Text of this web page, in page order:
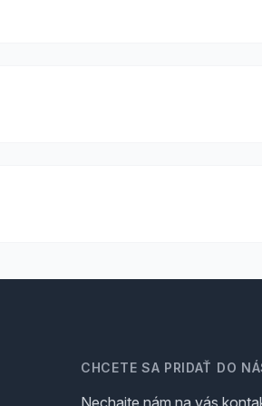
CHCETE SA PRIDAŤ DO
Nechajte nám na vás